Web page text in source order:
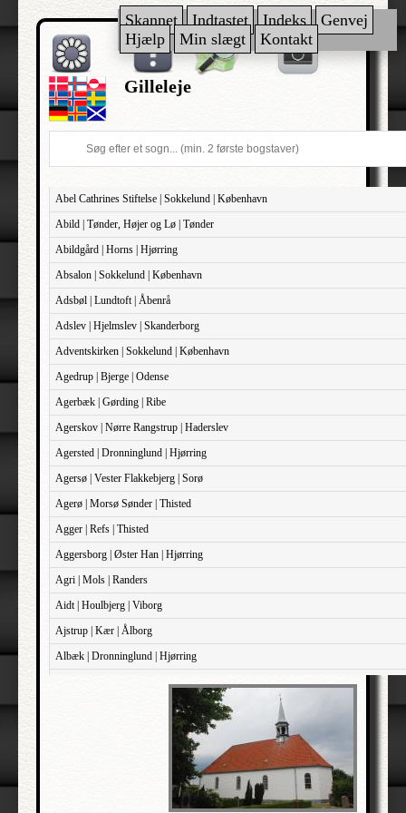
Skannet Indtastet Indeks
Genvej
Hjælp
Min slægt Kontakt
Gilleleje
Abel Cathrines Stiftelse | Sokkelund | København
Abild | Tønder, Højer og Lø | Tønder
Abildgård | Horns | Hjørring
Absalon | Sokkelund | København
Adsbøl | Lundtoft | Åbenrå
Adslev | Hjelmslev | Skanderborg
Adventskirken | Sokkelund | København
Agedrup | Bjerge | Odense
Agerbæk | Gørding | Ribe
Agerskov | Nørre Rangstrup | Haderslev
Agersted | Dronninglund | Hjørring
Agersø | Vester Flakkebjerg | Sorø
Agerø | Morsø Sønder | Thisted
Agger | Refs | Thisted
Aggersborg | Øster Han | Hjørring
Agri | Mols | Randers
Aidt | Houlbjerg | Viborg
Ajstrup | Kær | Ålborg
Albæk | Dronninglund | Hjørring
Albæk | Støvring | Randers
Albøge | Djurs Sønder | Randers
Alderslyst | Gjern | Skanderborg
Aldersro | Sokkelund | København
Allehelgen | Sokkelund | København
Aller | Sønder Tyrstrup | Haderslev